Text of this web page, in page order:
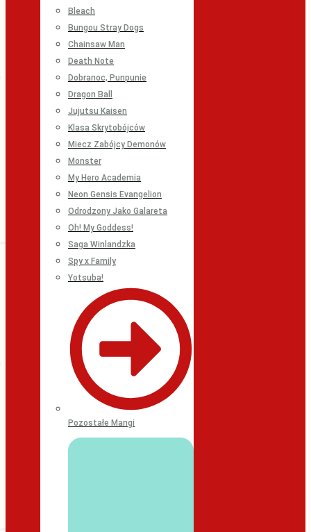
Bleach
Bungou Stray Dogs
Chainsaw Man
Death Note
Dobranoc, Punpunie
Dragon Ball
Jujutsu Kaisen
Klasa Skrytobójców
Miecz Zabójcy Demonów
Monster
My Hero Academia
Neon Gensis Evangelion
Odrodzony Jako Galareta
Oh! My Goddess!
Saga Winlandzka
Spy x Family
Yotsuba!
Pozostałe Mangi